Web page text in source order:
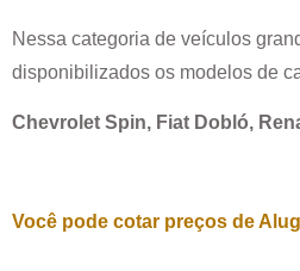
Nessa categoria de veículos
disponibilizados os modelos de
Chevrolet Spin, Fiat Dobló,
Você pode cotar preços de